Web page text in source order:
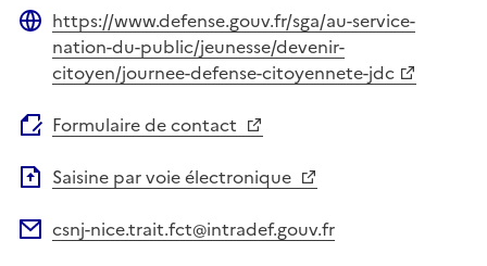
Site web
https://www.defense.gouv.fr/sga/au-service-
nation-du-public/jeunesse/devenir-
citoyen/journee-defense-citoyennete-jdc
Formulaire de contact
Saisine par voie électronique
csnj-nice.trait.fct@intradef.gouv.fr